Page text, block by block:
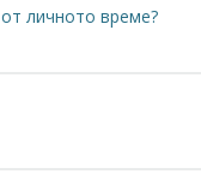
личното време?